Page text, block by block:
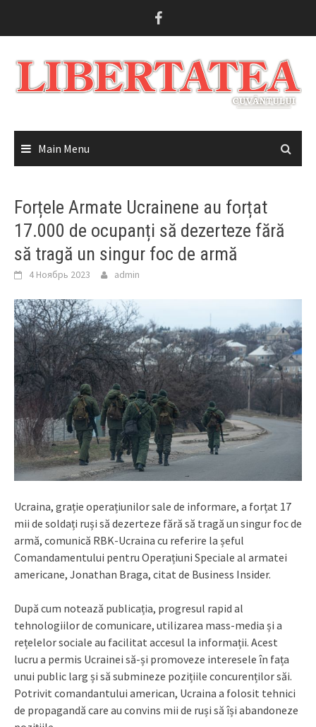
Main Menu
Forțele Armate Ucrainene au forțat
17.000 de ocupanți să dezerteze fără
să tragă un singur foc de armă
4 Ноябрь 2023 admin
Ucraina, grație operațiunilor sale de informare, a forțat 17
mii de soldați ruși să dezerteze fără să tragă un singur foc de
armă, comunică RBK-Ucraina cu referire la șeful
Comandamentului pentru Operațiuni Speciale al armatei
americane, Jonathan Braga, citat de Business Insider.
După cum notează publicația, progresul rapid al
tehnologiilor de comunicare, utilizarea mass-media și a
rețelelor sociale au facilitat accesul la informații. Acest
lucru a permis Ucrainei să-și promoveze interesele în fața
unui public larg și să submineze pozițiile concurenților săi.
Potrivit comandantului american, Ucraina a folosit tehnici
de propagandă care au convins mii de ruși să își abandoneze